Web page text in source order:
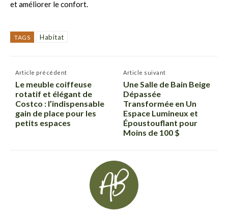
et améliorer le confort.
TAGS Habitat
Article précédent
Le meuble coiffeuse
rotatif et élégant de
Costco : l’indispensable
gain de place pour les
petits espaces
Article suivant
Une Salle de Bain Beige
Dépassée
Transformée en Un
Espace Lumineux et
Époustouflant pour
Moins de 100 $